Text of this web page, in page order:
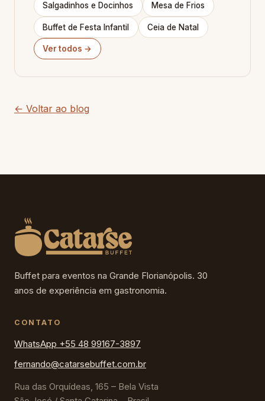
Salgadinhos e Docinhos Mesa de Frios
Buffet de Festa Infantil Ceia de Natal
Ver todos →
← Voltar ao blog
Buffet para eventos na Grande Florianópolis. 30
anos de experiência em gastronomia.
CONTATO
WhatsApp +55 48 99167-3897
fernando@catarsebuffet.com.br
Rua das Orquídeas, 165 – Bela Vista